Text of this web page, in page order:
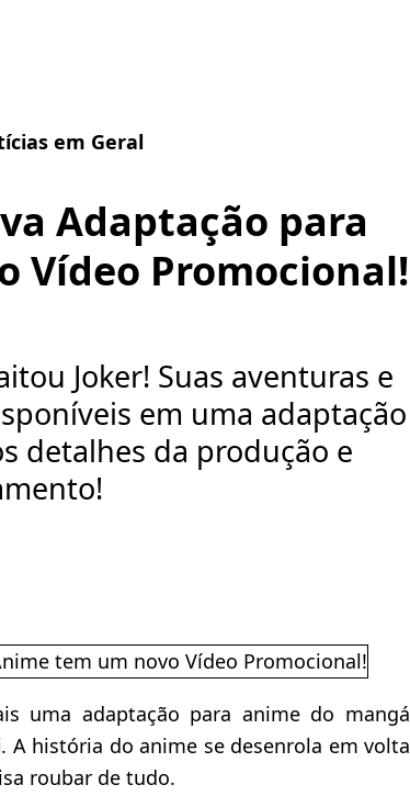
em Geral
Adaptação para
Vídeo Promocional!
Joker! Suas aventuras e
em uma adaptação
detalhes da produção e
uma adaptação para anime do mangá
. A história do anime se desenrola em volta
roubar de tudo.